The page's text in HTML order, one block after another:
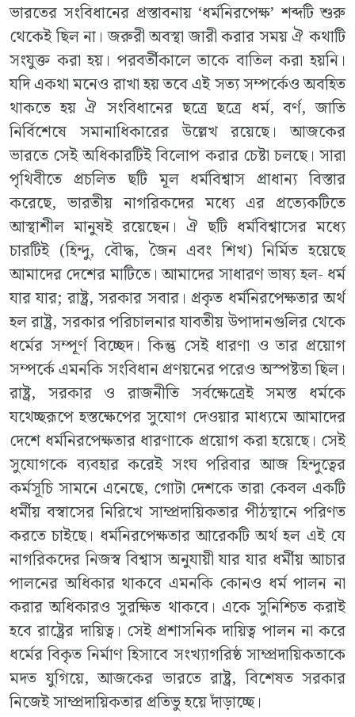
ভারতের সংবিধানের প্রস্তাবনায় ‘ধর্মনিরপেক্ষ’ শব্দটি শুরু
থেকেই ছিল না। জরুরী অবস্থা জারী করার সময় ঐ কথাটি
সংযুক্ত করা হয়। পরবর্তীকালে তাকে বাতিল করা হয়নি।
যদি একথা মনেও রাখা হয় তবে এই সত্য সম্পর্কেও অবহিত
থাকতে হয় ঐ সংবিধানের ছত্রে ছত্রে ধর্ম, বর্ণ, জাতি
নির্বিশেষে সমানাধিকারের উল্লেখ রয়েছে। আজকের
ভারতে সেই অধিকারটিই বিলোপ করার চেষ্টা চলছে। সারা
পৃথিবীতে প্রচলিত ছটি মূল ধর্মবিশ্বাস প্রাধান্য বিস্তার
করেছে, ভারতীয় নাগরিকদের মধ্যে এর প্রত্যেকটিতে
আস্থাশীল মানুষই রয়েছেন। ঐ ছটি ধর্মবিশ্বাসের মধ্যে
চারটিই (হিন্দু, বৌদ্ধ, জৈন এবং শিখ) নির্মিত হয়েছে
আমাদের দেশের মাটিতে। আমাদের সাধারণ ভাষ্য হল- ধর্ম
যার যার; রাষ্ট্র, সরকার সবার। প্রকৃত ধর্মনিরপেক্ষতার অর্থ
হল রাষ্ট্র, সরকার পরিচালনার যাবতীয় উপাদানগুলির থেকে
ধর্মের সম্পূর্ণ বিচ্ছেদ। কিন্তু সেই ধারণা ও তার প্রয়োগ
সম্পর্কে এমনকি সংবিধান প্রণয়নের পরেও অস্পষ্টতা ছিল।
রাষ্ট্র, সরকার ও রাজনীতি সর্বক্ষেত্রেই সমস্ত ধর্মকে
যথেচ্ছরূপে হস্তক্ষেপের সুযোগ দেওয়ার মাধ্যমে আমাদের
দেশে ধর্মনিরপেক্ষতার ধারণাকে প্রয়োগ করা হয়েছে। সেই
সুযোগকে ব্যবহার করেই সংঘ পরিবার আজ হিন্দুত্বের
কর্মসূচি সামনে এনেছে, গোটা দেশকে তারা কেবল একটি
ধর্মীয় বস্বাসের নিরিখে সাম্প্রদায়িকতার পীঠস্থানে পরিণত
করতে চাইছে। ধর্মনিরপেক্ষতার আরেকটি অর্থ হল এই যে
নাগরিকদের নিজস্ব বিশ্বাস অনুযায়ী যার যার ধর্মীয় আচার
পালনের অধিকার থাকবে এমনকি কোনও ধর্ম পালন না
করার অধিকারও সুরক্ষিত থাকবে। একে সুনিশ্চিত করাই
হবে রাষ্ট্রের দায়িত্ব। সেই প্রশাসনিক দায়িত্ব পালন না করে
ধর্মের বিকৃত নির্মাণ হিসাবে সংখ্যাগরিষ্ঠ সাম্প্রদায়িকতাকে
মদত যুগিয়ে, আজকের ভারতে রাষ্ট্র, বিশেষত সরকার
নিজেই সাম্প্রদায়িকতার প্রতিভু হয়ে দাঁড়াচ্ছে।